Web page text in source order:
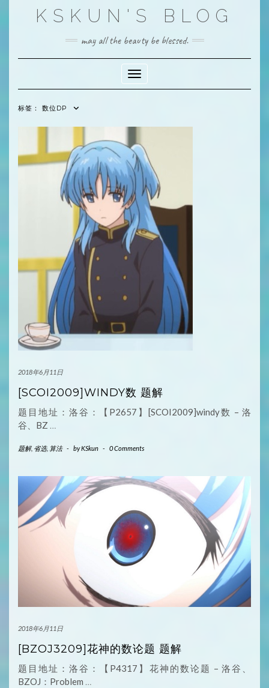
KSKUN'S BLOG
may all the beauty be blessed.
Toggle Navigation
标签： 数位DP
2018年6月11日
[SCOI2009]WINDY数 题解
题目地址：洛谷：【P2657】[SCOI2009]windy数 – 洛
谷、BZ …
题解, 省选, 算法 - byKSkun - 0 Comments
2018年6月11日
[BZOJ3209]花神的数论题 题解
题目地址：洛谷：【P4317】花神的数论题 – 洛谷、
BZOJ：Problem …